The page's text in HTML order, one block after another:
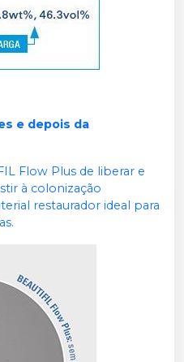
e depois da
Flow Plus de liberar e
à colonização
restaurador ideal para